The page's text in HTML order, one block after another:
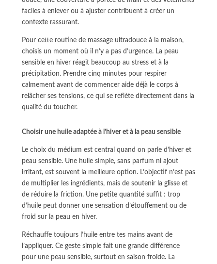
faciles à enlever ou à ajuster contribuent à créer un
contexte rassurant.
Pour cette routine de massage ultradouce à la maison,
choisis un moment où il n’y a pas d’urgence. La peau
sensible en hiver réagit beaucoup au stress et à la
précipitation. Prendre cinq minutes pour respirer
calmement avant de commencer aide déjà le corps à
relâcher ses tensions, ce qui se reflète directement dans la
qualité du toucher.
Choisir une huile adaptée à l’hiver et à la peau sensible
Le choix du médium est central quand on parle d’hiver et
peau sensible. Une huile simple, sans parfum ni ajout
irritant, est souvent la meilleure option. L’objectif n’est pas
de multiplier les ingrédients, mais de soutenir la glisse et
de réduire la friction. Une petite quantité suffit : trop
d’huile peut donner une sensation d’étouffement ou de
froid sur la peau en hiver.
Réchauffe toujours l’huile entre tes mains avant de
l’appliquer. Ce geste simple fait une grande différence
pour une peau sensible, surtout en saison froide. La